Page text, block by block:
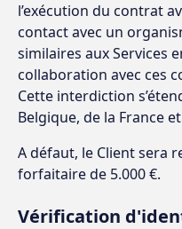
l’exécution du contrat
contact avec un
similaires aux Services
collaboration avec ces
Cette interdiction
Belgique, de la France
A défaut, le Client sera
forfaitaire de 5.000 €.
Vérification